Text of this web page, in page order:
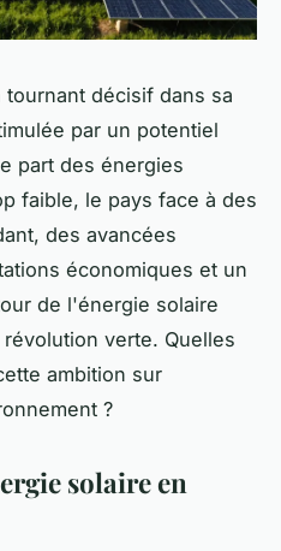
décisif dans sa
par un potentiel
part des énergies
faible, le pays face à des
des avancées
économiques et un
de l'énergie solaire
verte. Quelles
ambition sur
?
solaire en